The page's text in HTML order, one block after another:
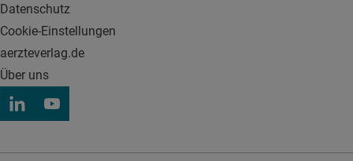
Datenschutz
Cookie-Einstellungen
aerzteverlag.de
Über uns